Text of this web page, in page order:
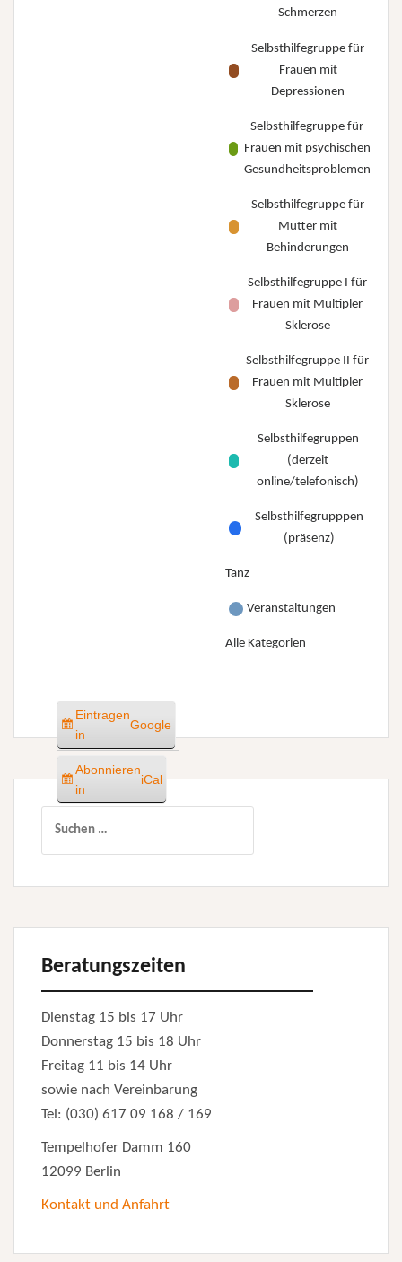
Schmerzen
Selbsthilfegruppe für
Frauen mit
Depressionen
Selbsthilfegruppe für
Frauen mit psychischen
Gesundheitsproblemen
Selbsthilfegruppe für
Mütter mit
Behinderungen
Selbsthilfegruppe I für
Frauen mit Multipler
Sklerose
Selbsthilfegruppe II für
Frauen mit Multipler
Sklerose
Selbsthilfegruppen
(derzeit
online/telefonisch)
Selbsthilfegrupppen
(präsenz)
Tanz
Veranstaltungen
Alle Kategorien
Eintragen
in
Google
Abonnieren
in
iCal
Beratungszeiten
Dienstag 15 bis 17 Uhr
Donnerstag 15 bis 18 Uhr
Freitag 11 bis 14 Uhr
sowie nach Vereinbarung
Tel: (030) 617 09 168 / 169
Tempelhofer Damm 160
12099 Berlin
Kontakt und Anfahrt